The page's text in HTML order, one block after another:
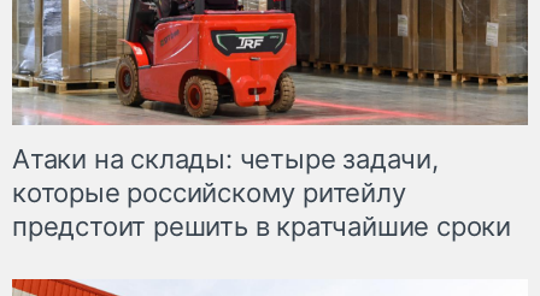
Атаки на склады: четыре задачи,
которые российскому ритейлу
предстоит решить в кратчайшие сроки